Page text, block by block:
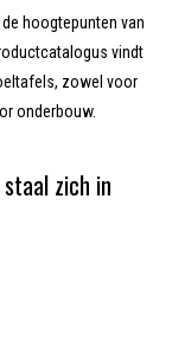
hoogtepunten van
vindt
zowel voor
onderbouw.
zich in